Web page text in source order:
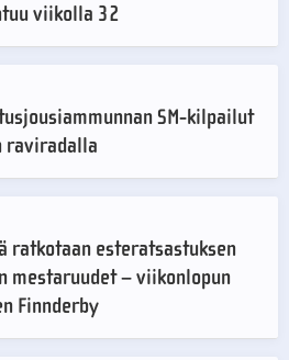
viikolla 32
SM-kilpailut
raviradalla
ratkotaan esteratsastuksen
mestaruudet – viikonlopun
Finnderby